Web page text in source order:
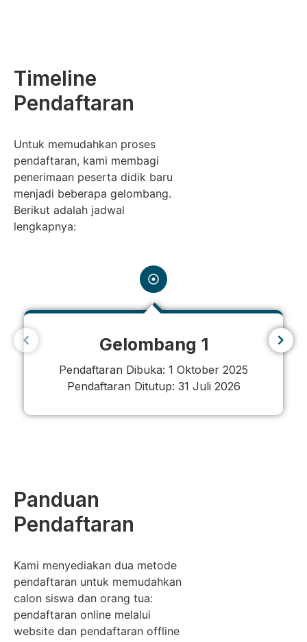
Timeline
Pendaftaran
Untuk memudahkan proses
pendaftaran, kami membagi
penerimaan peserta didik baru
menjadi beberapa gelombang.
Berikut adalah jadwal
lengkapnya:
Gelombang 1
Pendaftaran Dibuka: 1 Oktober 2025
Pendaftaran Ditutup: 31 Juli 2026
Panduan
Pendaftaran
Kami menyediakan dua metode
pendaftaran untuk memudahkan
calon siswa dan orang tua:
pendaftaran online melalui
website dan pendaftaran offline